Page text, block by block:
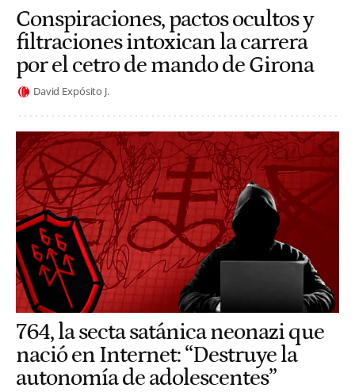
Conspiraciones, pactos ocultos y
filtraciones intoxican la carrera
por el cetro de mando de Girona
David Expósito J.
764, la secta satánica neonazi que
nació en Internet: “Destruye la
autonomía de adolescentes”